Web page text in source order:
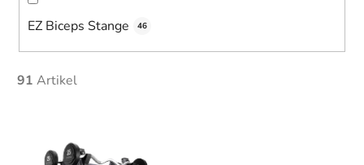
EZ Biceps Stange 46
91 Artikel